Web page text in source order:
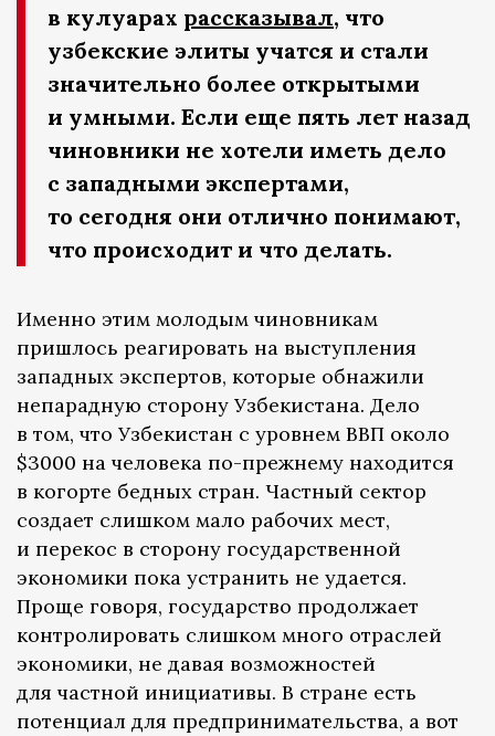
в кулуарах рассказывал, что
узбекские элиты учатся и стали
значительно более открытыми
и умными. Если еще пять лет назад
чиновники не хотели иметь дело
с западными экспертами,
то сегодня они отлично понимают,
что происходит и что делать.
Именно этим молодым чиновникам
пришлось реагировать на выступления
западных экспертов, которые обнажили
непарадную сторону Узбекистана. Дело
в том, что Узбекистан с уровнем ВВП около
$3000 на человека по-прежнему находится
в когорте бедных стран. Частный сектор
создает слишком мало рабочих мест,
и перекос в сторону государственной
экономики пока устранить не удается.
Проще говоря, государство продолжает
контролировать слишком много отраслей
экономики, не давая возможностей
для частной инициативы. В стране есть
потенциал для предпринимательства, а вот